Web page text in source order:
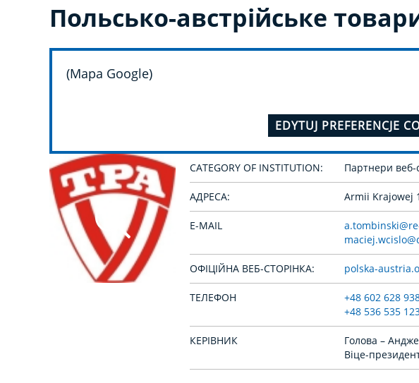
Польсько-австрійське
(Mapa Google)
EDYTUJ PREFERENCJE
CATEGORY OF INSTITUTION: Партнери веб-
АДРЕСА: Armii Krajowej
E-MAIL
ОФІЦІЙНА ВЕБ-СТОРІНКА: polska-
ТЕЛЕФОН
+48 602 628
+48 536 535
КЕРІВНИК
Голова –
Віце-